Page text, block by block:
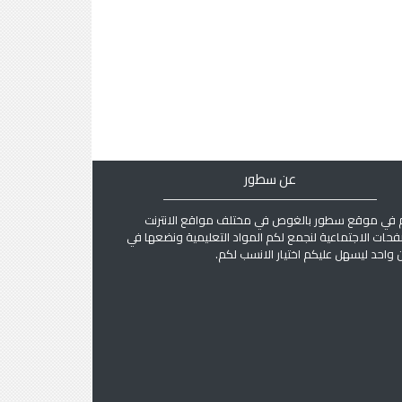
عن سطور
في موقع سطور بالغوص في مختلف مواقع الانترنت
الاجتماعية لنجمع لكم المواد التعليمية ونضعها في
واحد ليسهل عليكم اختيار الانسب لكم.